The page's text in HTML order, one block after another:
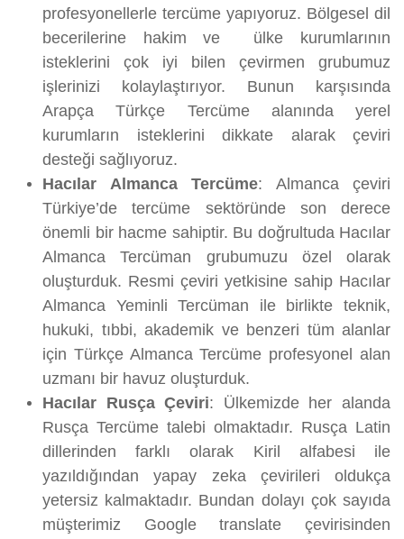
profesyonellerle tercüme yapıyoruz. Bölgesel dil
becerilerine hakim ve ülke kurumlarının
isteklerini çok iyi bilen çevirmen grubumuz
işlerinizi kolaylaştırıyor. Bunun karşısında
Arapça Türkçe Tercüme alanında yerel
kurumların isteklerini dikkate alarak çeviri
desteği sağlıyoruz.
Hacılar Almanca Tercüme: Almanca çeviri
Türkiye’de tercüme sektöründe son derece
önemli bir hacme sahiptir. Bu doğrultuda Hacılar
Almanca Tercüman grubumuzu özel olarak
oluşturduk. Resmi çeviri yetkisine sahip Hacılar
Almanca Yeminli Tercüman ile birlikte teknik,
hukuki, tıbbi, akademik ve benzeri tüm alanlar
için Türkçe Almanca Tercüme profesyonel alan
uzmanı bir havuz oluşturduk.
Hacılar Rusça Çeviri: Ülkemizde her alanda
Rusça Tercüme talebi olmaktadır. Rusça Latin
dillerinden farklı olarak Kiril alfabesi ile
yazıldığından yapay zeka çevirileri oldukça
yetersiz kalmaktadır. Bundan dolayı çok sayıda
müşterimiz Google translate çevirisinden